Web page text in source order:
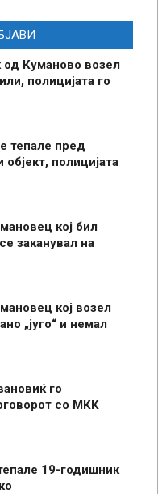
Куманово возел
полицијата го
тепале пред
објект, полицијата
кој бил
заканувал на
кој возел
„југо“ и немал
го
со МКК
19-годишник